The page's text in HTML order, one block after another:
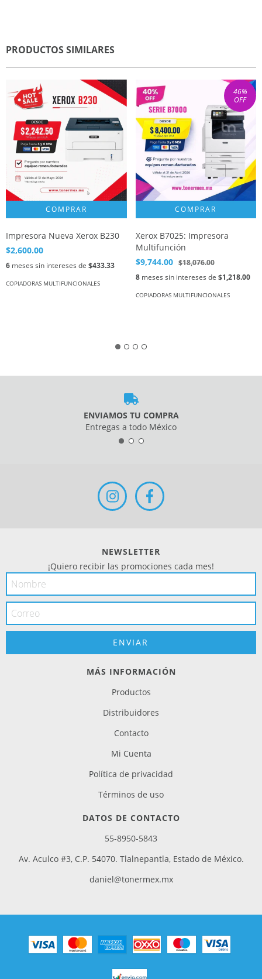
PRODUCTOS SIMILARES
Impresora Nueva Xerox B230
$2,600.00
6 meses sin intereses de $433.33
COPIADORAS MULTIFUNCIONALES
46%
OFF
Xerox B7025: Impresora
Multifunción
$9,744.00 $18,076.00
8meses sin intereses de $1,218.00
COPIADORAS MULTIFUNCIONALES
ENVIAMOS TU COMPRA
Entregas a todo México
NEWSLETTER
¡Quiero recibir las promociones cada mes!
MÁS INFORMACIÓN
Productos
Distribuidores
Contacto
Mi Cuenta
Política de privacidad
Términos de uso
DATOS DE CONTACTO
55-8950-5843
Av. Aculco #3, C.P. 54070. Tlalnepantla, Estado de México.
daniel@tonermex.mx